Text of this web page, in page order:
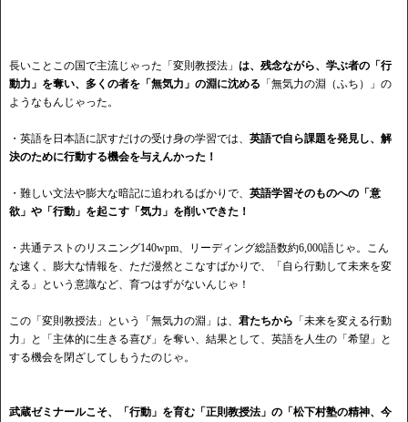
長いことこの国で主流じゃった「変則教授法」 は、残念ながら、学ぶ者の「行
動力」を奪い、多くの者を「無気力」の淵に沈める 「無気力の淵（ふち）」の
ようなもんじゃった。
・英語を日本語に訳すだけの受け身の学習では、 英語で自ら課題を発見し、解
決のために行動する機会を与えんかった！
・難しい文法や膨大な暗記に追われるばかりで、 英語学習そのものへの「意
欲」や「行動」を起こす「気力」を削いできた！
・共通テストのリスニング140wpm、リーディング総語数約6,000語じゃ。こん
な速く、膨大な情報を、ただ漫然とこなすばかりで、「自ら行動して未来を変
える」という意識など、育つはずがないんじゃ！
この「変則教授法」という「無気力の淵」は、 君たちから 「未来を変える行動
力」と「主体的に生きる喜び」を奪い、結果として、英語を人生の「希望」と
する機会を閉ざしてしもうたのじゃ。
武蔵ゼミナールこそ、「行動」を育む「正則教授法」の「松下村塾の精神、今